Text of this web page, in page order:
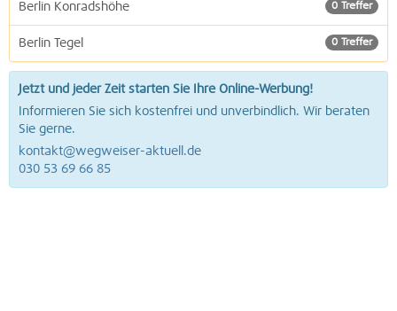
0 Treffer
Berlin Konradshöhe
0 Treffer
Berlin Tegel
Jetzt und jeder Zeit starten Sie Ihre Online-Werbung!
Informieren Sie sich kostenfrei und unverbindlich. Wir beraten
Sie gerne.
kontakt@wegweiser-aktuell.de
030 53 69 66 85